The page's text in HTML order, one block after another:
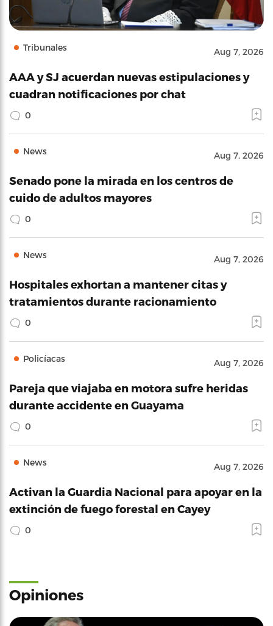
Tribunales Aug 7, 2026
AAA y SJ acuerdan nuevas estipulaciones y
cuadran notificaciones por chat
0
News Aug 7, 2026
Senado pone la mirada en los centros de
cuido de adultos mayores
0
News Aug 7, 2026
Hospitales exhortan a mantener citas y
tratamientos durante racionamiento
0
Policíacas Aug 7, 2026
Pareja que viajaba en motora sufre heridas
durante accidente en Guayama
0
News Aug 7, 2026
Activan la Guardia Nacional para apoyar en la
extinción de fuego forestal en Cayey
0
Opiniones